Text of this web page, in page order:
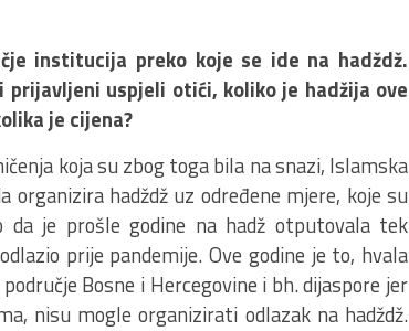
institucija preko koje se ide na hadždž.
uspjeli otići, koliko je hadžija ove
je cijena?
koja su zbog toga bila na snazi, Islamska
organizira hadždž uz određene mjere, koje su
je prošle godine na hadž otputovala tek
prije pandemije. Ove godine je to, hvala
Bosne i Hercegovine i bh. dijaspore jer
nisu mogle organizirati odlazak na hadždž.